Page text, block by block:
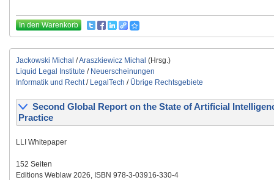
In den Warenkorb
Jackowski Michal /Araszkiewicz Michal (Hrsg.)
Liquid Legal Institute / Neuerscheinungen
Informatik und Recht/ LegalTech / Übrige Rechtsgebiete
Second Global Report on the State of Artificial
Practice
LLI Whitepaper
152 Seiten
Editions Weblaw 2026, ISBN 978-3-03916-330-4